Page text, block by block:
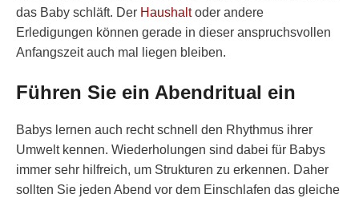
das Baby schläft. Der Haushaltoder andere
Erledigungen können gerade in dieser anspruchsvollen
Anfangszeit auch mal liegen bleiben.
Führen Sie ein Abendritual ein
Babys lernen auch recht schnell den Rhythmus ihrer
Umwelt kennen. Wiederholungen sind dabei für Babys
immer sehr hilfreich, um Strukturen zu erkennen. Daher
sollten Sie jeden Abend vor dem Einschlafen das gleiche